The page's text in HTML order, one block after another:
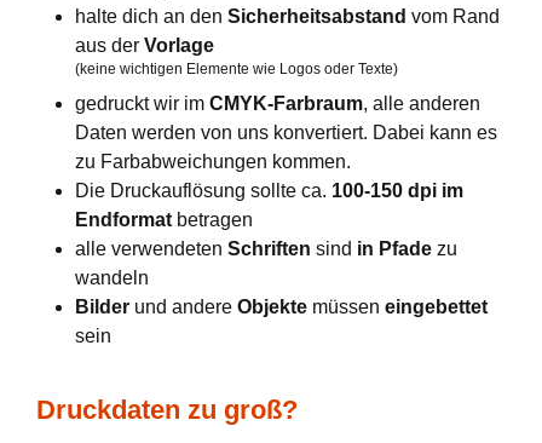
halte dich an den Sicherheitsabstand vom Rand
aus der Vorlage
(keine wichtigen Elemente wie Logos oder Texte)
gedruckt wir im CMYK-Farbraum, alle anderen
Daten werden von uns konvertiert. Dabei kann es
zu Farbabweichungen kommen.
Die Druckauflösung sollte ca. 100-150 dpi im
Endformat betragen
alle verwendeten Schriften sind in Pfade zu
wandeln
Bilder und andere Objekte müssen eingebettet
sein
Druckdaten zu groß?